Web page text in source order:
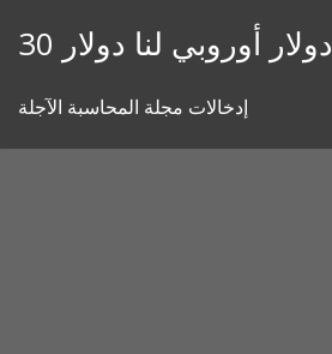
30 دولار أوروبي لنا دولار
إدخالات مجلة المحاسبة الآجلة